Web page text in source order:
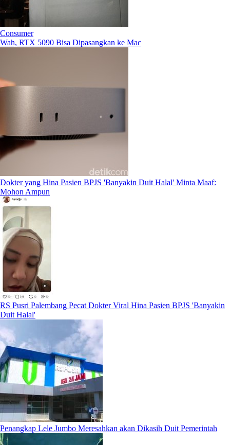
Consumer
Wah, RTX 5090 Bisa Dipasangkan ke Mac
Dokter yang Hina Pasien BPJS 'Banyakin Duit Halal' Minta Maaf:
Mohon Ampun
RS Pusri Palembang Pecat Dokter Viral Hina Pasien BPJS 'Banyakin
Duit Halal'
Penangkap Lele Jumbo Meresahkan akan Dikasih Duit Pemerintah